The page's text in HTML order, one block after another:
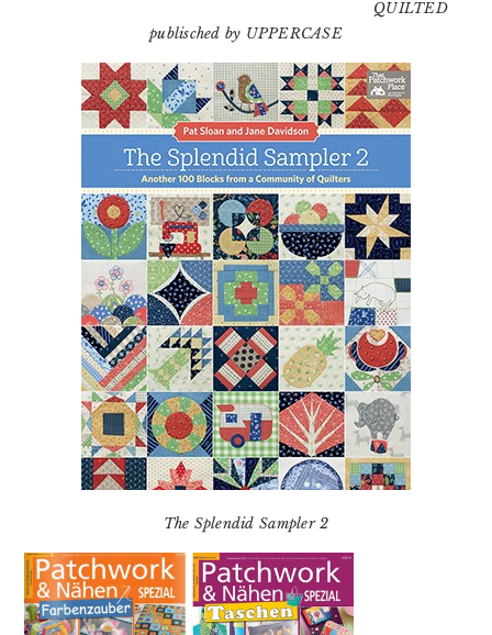
QUILTED
publisched by UPPERCASE
The Splendid Sampler 2